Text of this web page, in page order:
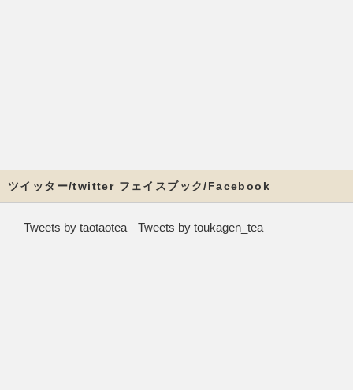
ツイッター/twitter フェイスブック/Facebook
Tweets by taotaotea Tweets by toukagen_tea